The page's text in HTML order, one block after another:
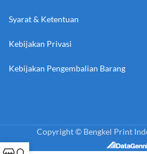
Syarat & Ketentuan
Kebijakan Privasi
Kebijakan Pengembalian Barang
Copyright © Bengkel Print